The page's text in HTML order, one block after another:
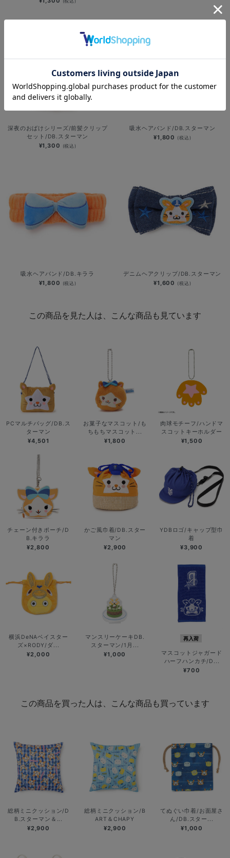
深夜のおばけシリーズ/前髪クリップ
セット/DB.スターマン
¥1,300 (税込)
吸水ヘアバンド/DB.スターマン
¥1,800 (税込)
吸水ヘアバンド/DB.キララ
¥1,800 (税込)
デニムヘアクリップ/DB.スターマン
¥1,600 (税込)
この商品を見た人は、こんな商品も見ています
PCマルチバッグ/DB.ス
ターマン
¥4,501
お菓子なマスコット/も
ちもちマスコット...
¥1,800
肉球モチーフ/ハンドマ
スコットキーホルダー
¥1,500
チェーン付きポーチ/D
B.キララ
¥2,800
かご風巾着/DB.スター
マン
¥2,900
YDBロゴ/キャップ型巾
着
¥3,900
横浜DeNAベイスター
ズ×RODY/ダ...
¥2,000
マンスリーケーキDB.
スターマン/1月...
¥1,000
再入荷
マスコットジャガード
ハーフハンカチ/D...
¥700
この商品を買った人は、こんな商品も買っています
総柄ミニクッション/D
B.スターマン＆...
¥2,900
総柄ミニクッション/B
ART＆CHAPY
¥2,900
てぬぐい巾着/お面屋さ
ん/DB.スター...
¥1,000